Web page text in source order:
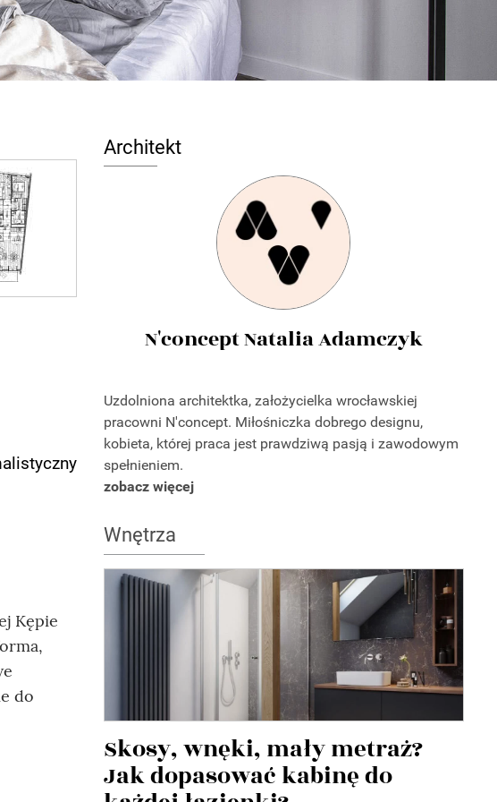
Kępie
do
Architekt
N'concept Natalia Adamczyk
Uzdolniona architektka, założycielka wrocławskiej
pracowni N'concept. Miłośniczka dobrego designu,
kobieta, której praca jest prawdziwą pasją i zawodowym
spełnieniem.
zobacz więcej
Wnętrza
Skosy, wnęki, mały metraż?
Jak dopasować kabinę do